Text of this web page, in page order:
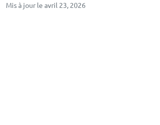
Mis à jour le avril 23, 2026